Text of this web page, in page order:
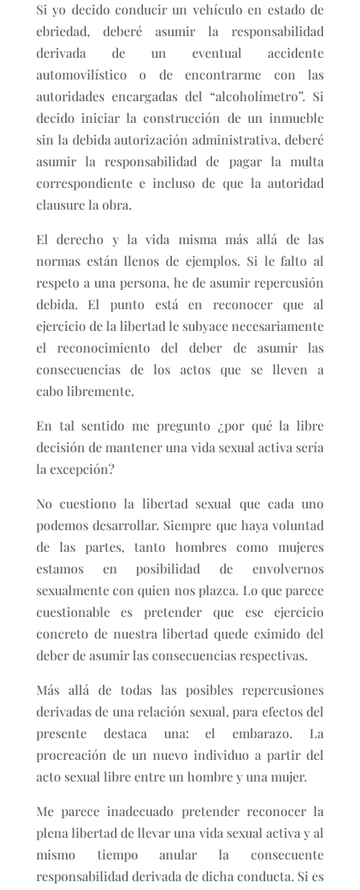
Si yo decido conducir un vehículo en estado de
ebriedad, deberé asumir la responsabilidad
derivada de un eventual accidente
automovilístico o de encontrarme con las
autoridades encargadas del “alcoholímetro”. Si
decido iniciar la construcción de un inmueble
sin la debida autorización administrativa, deberé
asumir la responsabilidad de pagar la multa
correspondiente e incluso de que la autoridad
clausure la obra.
El derecho y la vida misma más allá de las
normas están llenos de ejemplos. Si le falto al
respeto a una persona, he de asumir repercusión
debida. El punto está en reconocer que al
ejercicio de la libertad le subyace necesariamente
el reconocimiento del deber de asumir las
consecuencias de los actos que se lleven a
cabo libremente.
En tal sentido me pregunto ¿por qué la libre
decisión de mantener una vida sexual activa sería
la excepción?
No cuestiono la libertad sexual que cada uno
podemos desarrollar. Siempre que haya voluntad
de las partes, tanto hombres como mujeres
estamos en posibilidad de envolvernos
sexualmente con quien nos plazca. Lo que parece
cuestionable es pretender que ese ejercicio
concreto de nuestra libertad quede eximido del
deber de asumir las consecuencias respectivas.
Más allá de todas las posibles repercusiones
derivadas de una relación sexual, para efectos del
presente destaca una: el embarazo. La
procreación de un nuevo individuo a partir del
acto sexual libre entre un hombre y una mujer.
Me parece inadecuado pretender reconocer la
plena libertad de llevar una vida sexual activa y al
mismo tiempo anular la consecuente
responsabilidad derivada de dicha conducta. Si es